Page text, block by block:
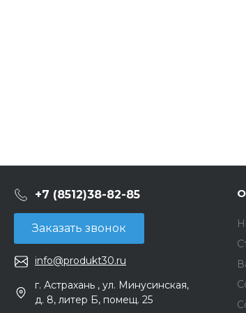
+7 (8512)38-82-85
Заказать звонок
info@produkt30.ru
г. Астрахань , ул. Минусинская,
д. 8, литер Б, помещ. 25